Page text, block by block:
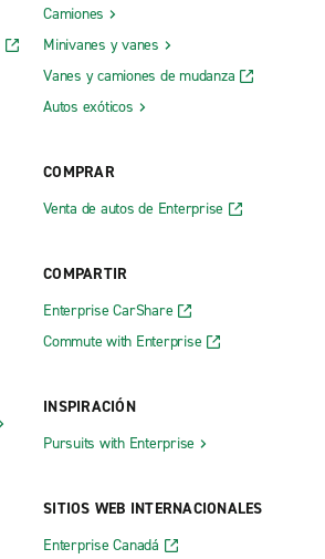
Camiones
Minivanes y vanes
Vanes y camiones de mudanza
Autos exóticos
COMPRAR
Venta de autos de Enterprise
COMPARTIR
Enterprise CarShare
Commute with Enterprise
INSPIRACIÓN
Pursuits with Enterprise
SITIOS WEB INTERNACIONALES
Enterprise Canadá